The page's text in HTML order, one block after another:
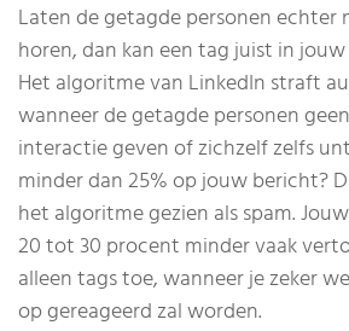
Laten de getagde personen echter
horen, dan kan een tag juist in
Het algoritme van LinkedIn straft
wanneer de getagde personen
interactie geven of zichzelf zelfs
minder dan 25% op jouw bericht?
het algoritme gezien als spam.
20 tot 30 procent minder vaak
alleen tags toe, wanneer je zeker
op gereageerd zal worden.